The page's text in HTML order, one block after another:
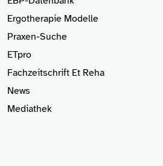
Ergotherapie Modelle
Praxen-Suche
ETpro
Fachzeitschrift Et Reha
News
Mediathek